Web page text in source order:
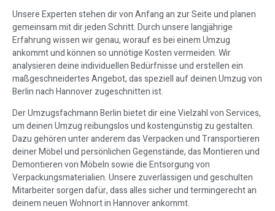
Unsere Experten stehen dir von Anfang an zur Seite und planen
gemeinsam mit dir jeden Schritt. Durch unsere langjährige
Erfahrung wissen wir genau, worauf es bei einem Umzug
ankommt und können so unnötige Kosten vermeiden. Wir
analysieren deine individuellen Bedürfnisse und erstellen ein
maßgeschneidertes Angebot, das speziell auf deinen Umzug von
Berlin nach Hannover zugeschnitten ist.
Der Umzugsfachmann Berlin bietet dir eine Vielzahl von Services,
um deinen Umzug reibungslos und kostengünstig zu gestalten.
Dazu gehören unter anderem das Verpacken und Transportieren
deiner Möbel und persönlichen Gegenstände, das Montieren und
Demontieren von Möbeln sowie die Entsorgung von
Verpackungsmaterialien. Unsere zuverlässigen und geschulten
Mitarbeiter sorgen dafür, dass alles sicher und termingerecht an
deinem neuen Wohnort in Hannover ankommt.